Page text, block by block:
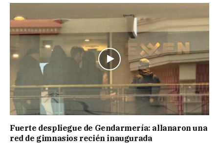
Fuerte despliegue de Gendarmería: allanaron una
red de gimnasios recién inaugurada